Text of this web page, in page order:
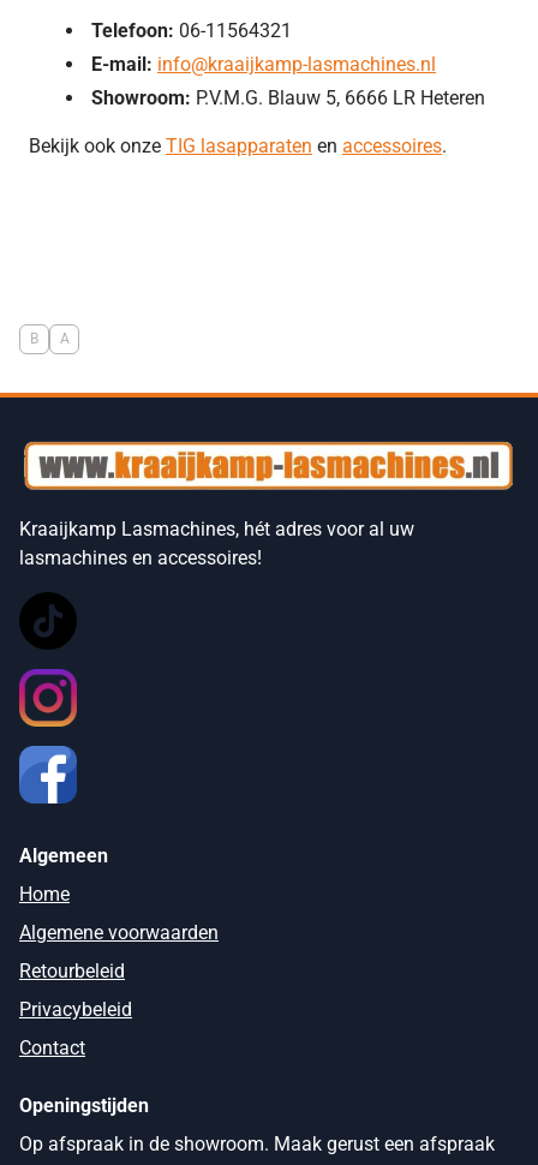
Telefoon: 06-11564321
E-mail: info@kraaijkamp-lasmachines.nl
Showroom: P.V.M.G. Blauw 5, 6666 LR Heteren
Bekijk ook onze TIG lasapparaten en accessoires.
B A
Kraaijkamp Lasmachines, hét adres voor al uw
lasmachines en accessoires!
Algemeen
Home
Algemene voorwaarden
Retourbeleid
Privacybeleid
Contact
Openingstijden
Op afspraak in de showroom. Maak gerust een afspraak